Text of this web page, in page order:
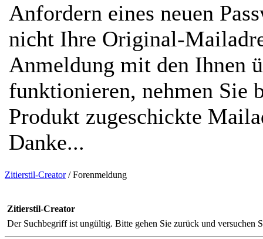
Anfordern eines neuen
nicht Ihre Original-
Anmeldung mit den Ihnen
funktionieren, nehmen Sie
Produkt zugeschickte
Danke...
Zitierstil-Creator/Forenmeldung
Zitierstil-Creator
Der Suchbegriff ist ungültig. Bitte gehen Sie zurück und versuchen